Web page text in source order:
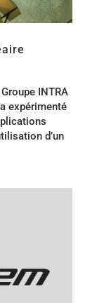
INTRA
expérimenté
d’un